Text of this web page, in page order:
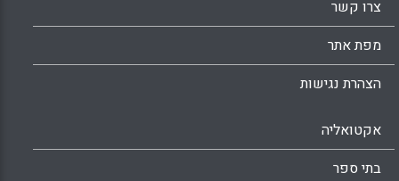
צרו קשר
מפת אתר
הצהרת נגישות
אקטואליה
בתי ספר